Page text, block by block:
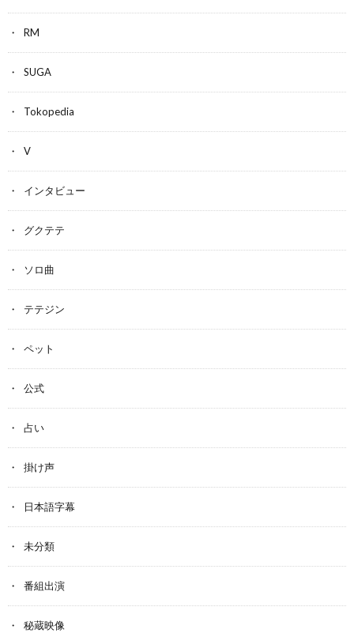
RM
SUGA
Tokopedia
V
インタビュー
グクテテ
ソロ曲
テテジン
ペット
公式
占い
掛け声
日本語字幕
未分類
番組出演
秘蔵映像